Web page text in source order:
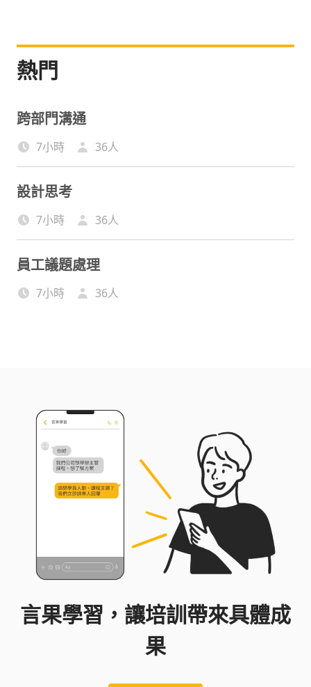
熱門
跨部門溝通
7小時 36人
設計思考
7小時 36人
員工議題處理
7小時 36人
言果學習，讓培訓帶來具體成
果